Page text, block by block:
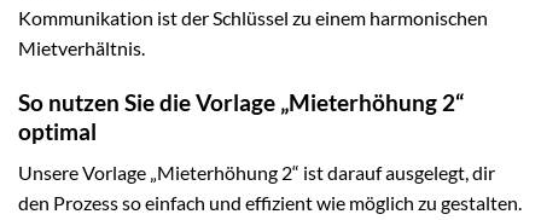
Kommunikation ist der Schlüssel zu einem harmonischen
Mietverhältnis.
So nutzen Sie die Vorlage „Mieterhöhung 2“
optimal
Unsere Vorlage „Mieterhöhung 2“ ist darauf ausgelegt, dir
den Prozess so einfach und effizient wie möglich zu gestalten.